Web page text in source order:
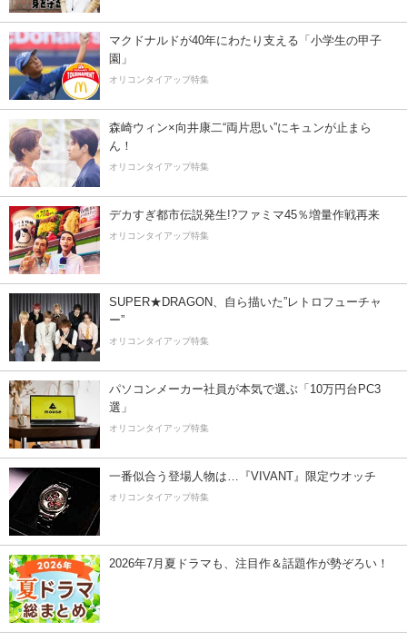
マクドナルドが40年にわたり支える「小学生の甲子
園」
オリコンタイアップ特集
森崎ウィン×向井康二“両片思い”にキュンが止まら
ん！
オリコンタイアップ特集
デカすぎ都市伝説発生!?ファミマ45％増量作戦再来
オリコンタイアップ特集
SUPER★DRAGON、自ら描いた”レトロフューチャ
ー”
オリコンタイアップ特集
パソコンメーカー社員が本気で選ぶ「10万円台PC3
選」
オリコンタイアップ特集
一番似合う登場人物は…『VIVANT』限定ウオッチ
オリコンタイアップ特集
2026年7月夏ドラマも、注目作＆話題作が勢ぞろい！